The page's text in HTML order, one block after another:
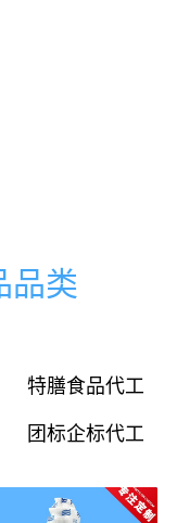
072
145
品类
特膳食品代工
团标企标代工